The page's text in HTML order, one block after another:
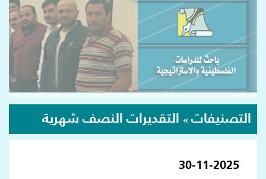
التصنيفات » التقديرات النصف شهرية
30-11-2025